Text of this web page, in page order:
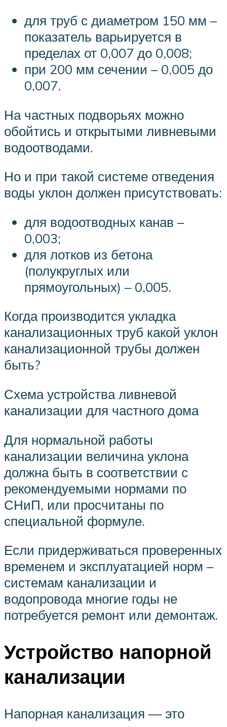
для труб с диаметром 150 мм –
показатель варьируется в
пределах от 0,007 до 0,008;
при 200 мм сечении – 0,005 до
0,007.
На частных подворьях можно
обойтись и открытыми ливневыми
водоотводами.
Но и при такой системе отведения
воды уклон должен присутствовать:
для водоотводных канав –
0,003;
для лотков из бетона
(полукруглых или
прямоугольных) – 0,005.
Когда производится укладка
канализационных труб какой уклон
канализационной трубы должен
быть?
Схема устройства ливневой
канализации для частного дома
Для нормальной работы
канализации величина уклона
должна быть в соответствии с
рекомендуемыми нормами по
СНиП, или просчитаны по
специальной формуле.
Если придерживаться проверенных
временем и эксплуатацией норм –
системам канализации и
водопровода многие годы не
потребуется ремонт или демонтаж.
Устройство напорной
канализации
Напорная канализация — это